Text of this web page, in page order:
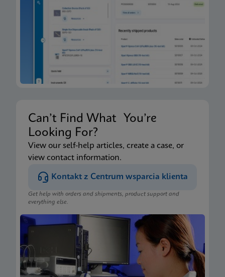
Can’t Find What You’re
Looking For?
View our self-help articles, create a case, or
view contact information.
Kontakt z Centrum wsparcia klienta
Get help with orders and shipments, product support and
everything else.